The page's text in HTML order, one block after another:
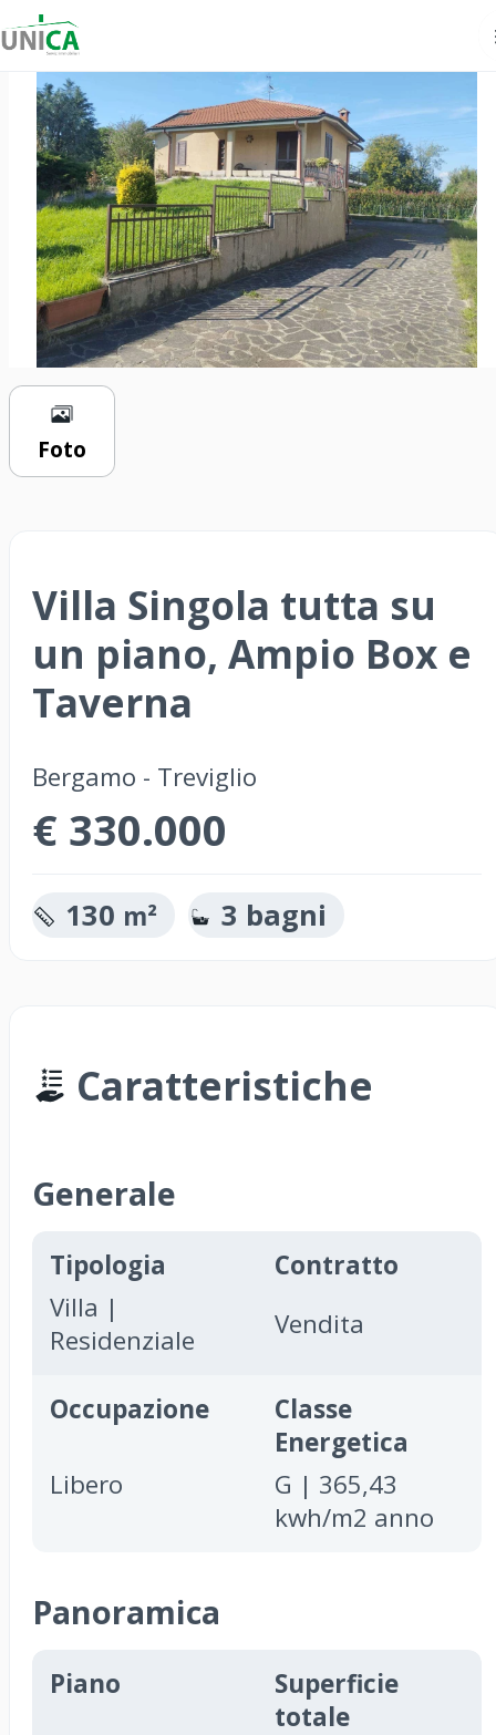
€ 330.000
7 locali
Foto
Villa Singola tutta su
un piano, Ampio Box e
Taverna
Bergamo - Treviglio
€ 330.000
130 m² 3 bagni
Caratteristiche
Generale
Tipologia
Villa |
Residenziale
Contratto
Vendita
Occupazione
Libero
Classe
Energetica
G | 365,43
kwh/m2 anno
Panoramica
Piano
Superficie
totale